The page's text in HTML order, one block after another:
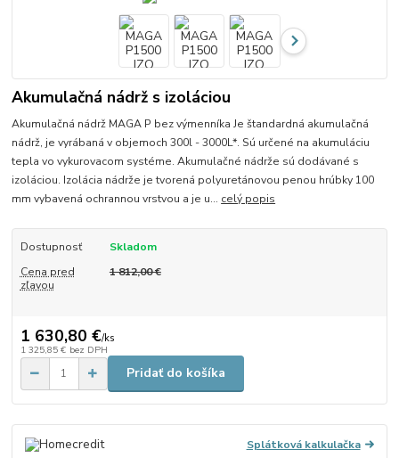
Akumulačná nádrž s izoláciou
Akumulačná nádrž MAGA P bez výmenníka Je štandardná akumulačná
nádrž, je vyrábaná v objemoch 300l - 3000L*. Sú určené na akumuláciu
tepla vo vykurovacom systéme. Akumulačné nádrže sú dodávané s
izoláciou. Izolácia nádrže je tvorená polyuretánovou penou hrúbky 100
mm vybavená ochrannou vrstvou a je u... celý popis
Dostupnosť
Skladom
Cena pred
zľavou
1 812,00 €
1 630,80 €/ks
1 325,85 € bez DPH
Pridať do košíka
Splátková kalkulačka